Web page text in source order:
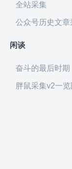
全站采集
公众号历史文章
闲谈
奋斗的最后时期
胖鼠采集v2一览
自动
正文